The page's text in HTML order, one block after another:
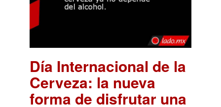
Día Internacional de la
Cerveza: la nueva
forma de disfrutar una